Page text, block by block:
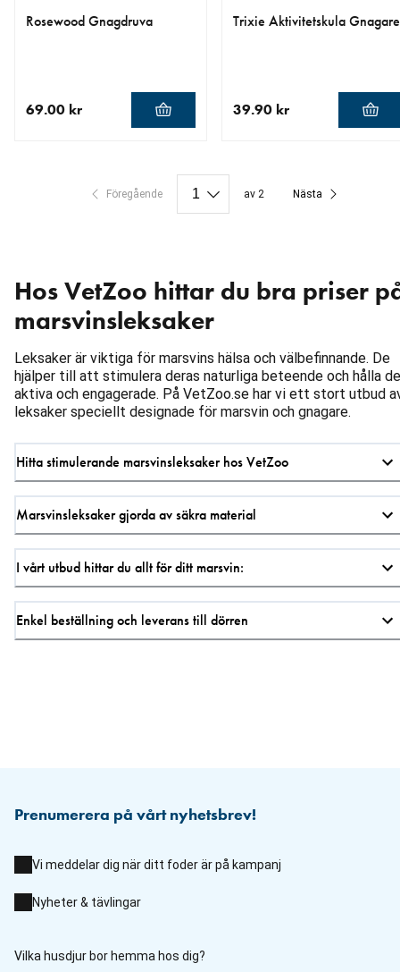
Rosewood Gnagdruva
69.00 kr
Trixie Aktivitetskula Gnagare
39.90 kr
Föregående av 2 Nästa
Hos VetZoo hittar du bra priser
marsvinsleksaker
Leksaker är viktiga för marsvins hälsa och välbefinnande. De
hjälper till att stimulera deras naturliga beteende och hålla
aktiva och engagerade. På VetZoo.se har vi ett stort utbud
leksaker speciellt designade för marsvin och gnagare.
Hitta stimulerande marsvinsleksaker hos VetZoo
Marsvinsleksaker gjorda av säkra material
I vårt utbud hittar du allt för ditt marsvin:
Enkel beställning och leverans till dörren
Prenumerera på vårt nyhetsbrev!
Vi meddelar dig när ditt foder är på kampanj
Nyheter & tävlingar
Vilka husdjur bor hemma hos dig?